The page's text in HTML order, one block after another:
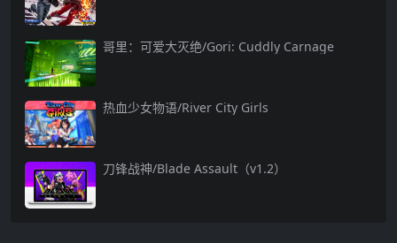
哥里：可爱大灭绝/Gori: Cuddly Carnage
热血少女物语/River City Girls
刀锋战神/Blade Assault（v1.2）